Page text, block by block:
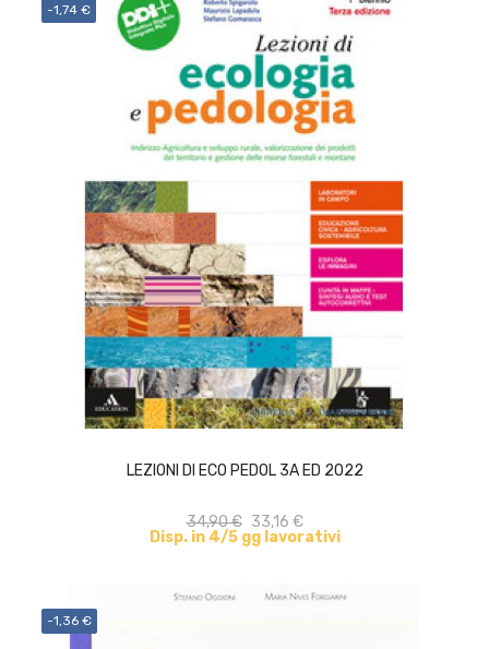
-1,74 €
LEZIONI DI ECO PEDOL 3A ED 2022
34,90 € 33,16 €
Disp. in 4/5 gg lavorativi
ACQUISTA
-1,36 €